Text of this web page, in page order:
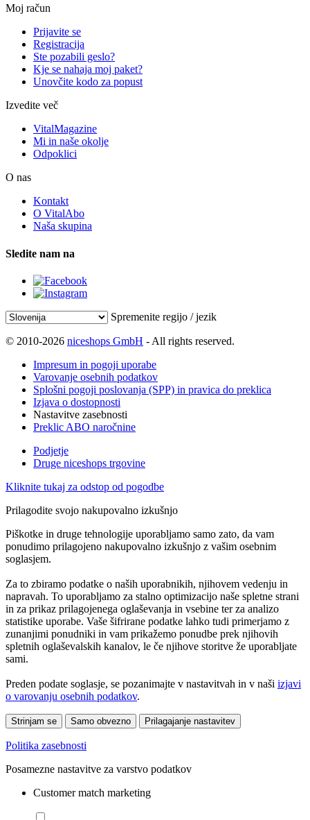
Moj račun
Prijavite se
Registracija
Ste pozabili geslo?
Kje se nahaja moj paket?
Unovčite kodo za popust
Izvedite več
VitalMagazine
Mi in naše okolje
Odpoklici
O nas
Kontakt
O VitalAbo
Naša skupina
Sledite nam na
Spremenite regijo / jezik
© 2010-2026 niceshops GmbH - All rights reserved.
Impresum in pogoji uporabe
Varovanje osebnih podatkov
Splošni pogoji poslovanja (SPP) in pravica do preklica
Izjava o dostopnosti
Nastavitve zasebnosti
Preklic ABO naročnine
Podjetje
Druge niceshops trgovine
Kliknite tukaj za odstop od pogodbe
Prilagodite svojo nakupovalno izkušnjo
Piškotke in druge tehnologije uporabljamo samo zato, da vam
ponudimo prilagojeno nakupovalno izkušnjo z vašim osebnim
soglasjem.
Za to zbiramo podatke o naših uporabnikih, njihovem vedenju in
napravah. To uporabljamo za stalno optimizacijo naše spletne strani
in za prikaz prilagojenega oglaševanja in vsebine ter za analizo
statistike uporabe. Vaše šifrirane podatke lahko tudi primerjamo z
zunanjimi ponudniki in vam prikažemo ponudbe prek njihovih
spletnih oglaševalskih kanalov, le če njihove storitve že uporabljate
sami.
Preden podate soglasje, se pozanimajte v nastavitvah in v naši izjavi
o varovanju osebnih podatkov.
Strinjam se Samo obvezno Prilagajanje nastavitev
Politika zasebnosti
Posamezne nastavitve za varstvo podatkov
Customer match marketing